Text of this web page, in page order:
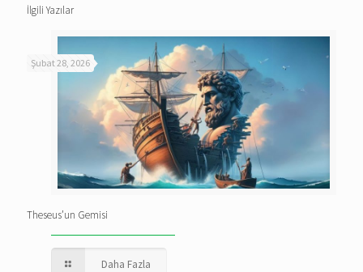
İlgili Yazılar
Şubat 28, 2026
Theseus’un Gemisi
Daha Fazla